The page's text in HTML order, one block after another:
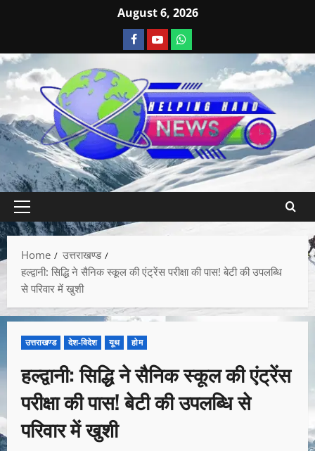
August 6, 2026
Home
उत्तराखण्ड
हल्द्वानी: सिद्धि ने सैनिक स्कूल की एंट्रेंस परीक्षा की पास! बेटी की उपलब्धि
से परिवार में खुशी
उत्तराखण्ड देश-विदेश यूथ होम
हल्द्वानी: सिद्धि ने सैनिक स्कूल की एंट्रेंस
परीक्षा की पास! बेटी की उपलब्धि से
परिवार में खुशी